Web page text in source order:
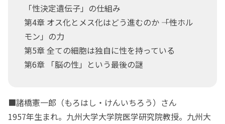
「性決定遺伝子」の仕組み
第4章 オス化とメス化はどう進むのか ――「性ホル
モン」の力
第5章 全ての細胞は独自に性を持っている
第6章 「脳の性」という最後の謎
■諸橋憲一郎（もろはし・けんいちろう）さん
1957年生まれ。九州大学大学院医学研究院教授。九州大